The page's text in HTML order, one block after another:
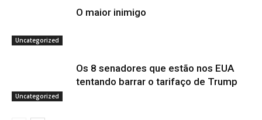
Uncategorized
O maior inimigo
Uncategorized
Os 8 senadores que estão nos EUA
tentando barrar o tarifaço de Trump